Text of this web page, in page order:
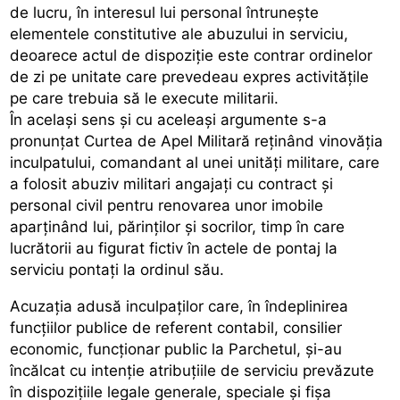
de lucru, în interesul lui personal întrunește
elementele constitutive ale abuzului in serviciu,
deoarece actul de dispoziție este contrar ordinelor
de zi pe unitate care prevedeau expres activitățile
pe care trebuia să le execute militarii.
În același sens și cu aceleași argumente s-a
pronunțat Curtea de Apel Militară reținând vinovăția
inculpatului, comandant al unei unități militare, care
a folosit abuziv militari angajați cu contract și
personal civil pentru renovarea unor imobile
aparținând lui, părinților și socrilor, timp în care
lucrătorii au figurat fictiv în actele de pontaj la
serviciu pontați la ordinul său.
Acuzația adusă inculpaților care, în îndeplinirea
funcțiilor publice de referent contabil, consilier
economic, funcționar public la Parchetul, și-au
încălcat cu intenție atribuțiile de serviciu prevăzute
în dispozițiile legale generale, speciale și fișa